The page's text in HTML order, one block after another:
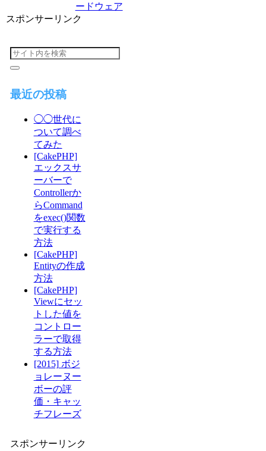
ードウェア
スポンサーリンク
最近の投稿
◯◯世代に
ついて調べ
てみた
[CakePHP]
エックスサ
ーバーで
Controllerか
らCommand
をexec()関数
で実行する
方法
[CakePHP]
Entityの作成
方法
[CakePHP]
Viewにセッ
トした値を
コントロー
ラーで取得
する方法
[2015] ボジ
ョレーヌー
ボーの評
価・キャッ
チフレーズ
スポンサーリンク